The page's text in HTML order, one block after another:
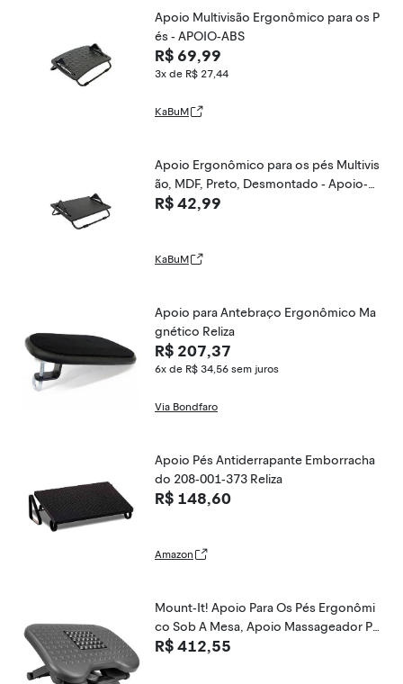
Apoio Multivisão Ergonômico para os P
és - APOIO-ABS
R$ 69,99
3x de R$ 27,44
KaBuM
Apoio Ergonômico para os pés Multivis
ão, MDF, Preto, Desmontado - Apoio-P
R
R$ 42,99
KaBuM
Apoio para Antebraço Ergonômico Ma
gnético Reliza
R$ 207,37
6x de R$ 34,56 sem juros
Via Bondfaro
Apoio Pés Antiderrapante Emborracha
do 208-001-373 Reliza
R$ 148,60
Amazon
Mount-It! Apoio Para Os Pés Ergonômi
co Sob A Mesa, Apoio Massageador Pa
ra Descanso De Pés, Apoio Para Os Pés
R$ 412,55